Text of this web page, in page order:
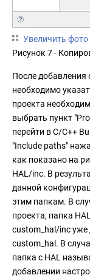
Увеличить фото
Рисунок 7 -
После добавления
необходимо
проекта
выбрать пункт
перейти в C/C++
"Include paths"
как показано на
HAL/inc. В
данной
этим папкам. В
проекта, папка
custom_hal/inc уже
custom_hal. В
папка с HAL
добавлении